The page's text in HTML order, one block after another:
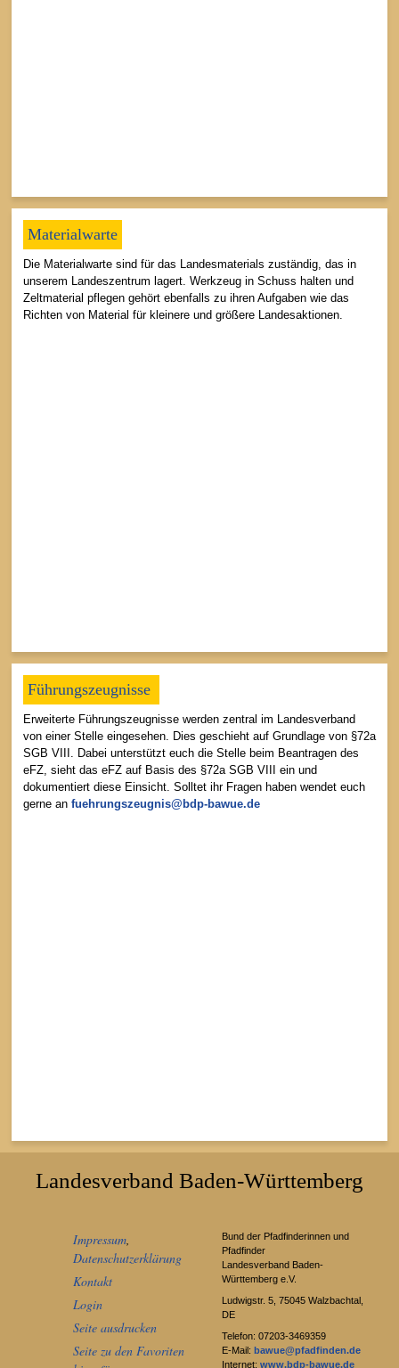
Materialwarte
Die Materialwarte sind für das Landesmaterials zuständig, das in
unserem Landeszentrum lagert. Werkzeug in Schuss halten und
Zeltmaterial pflegen gehört ebenfalls zu ihren Aufgaben wie das
Richten von Material für kleinere und größere Landesaktionen.
Führungszeugnisse
Erweiterte Führungszeugnisse werden zentral im Landesverband
von einer Stelle eingesehen. Dies geschieht auf Grundlage von §72a
SGB VIII. Dabei unterstützt euch die Stelle beim Beantragen des
eFZ, sieht das eFZ auf Basis des §72a SGB VIII ein und
dokumentiert diese Einsicht. Solltet ihr Fragen haben wendet euch
gerne an fuehrungszeugnis@bdp-bawue.de
Landesverband Baden-Württemberg
Impressum
Datenschutzerklärung
Kontakt
Login
Seite ausdrucken
Seite zu den Favoriten
Bund der Pfadfinderinnen und
Pfadfinder
Landesverband Baden-
Württemberg e.V.
Ludwigstr. 5, 75045 Walzbachtal,
DE
Telefon: 07203-3469359
E-Mail: bawue@pfadfinden.de
Internet: www.bdp-bawue.de